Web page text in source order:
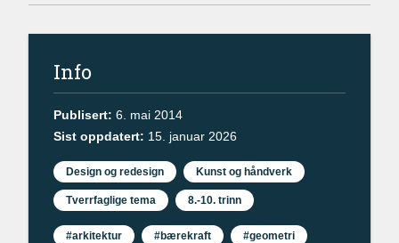
Info
Publisert: 6. mai 2014
Sist oppdatert: 15. januar 2026
Design og redesign Kunst og håndverk
Tverrfaglige tema 8.-10. trinn
#arkitektur #bærekraft #geometri